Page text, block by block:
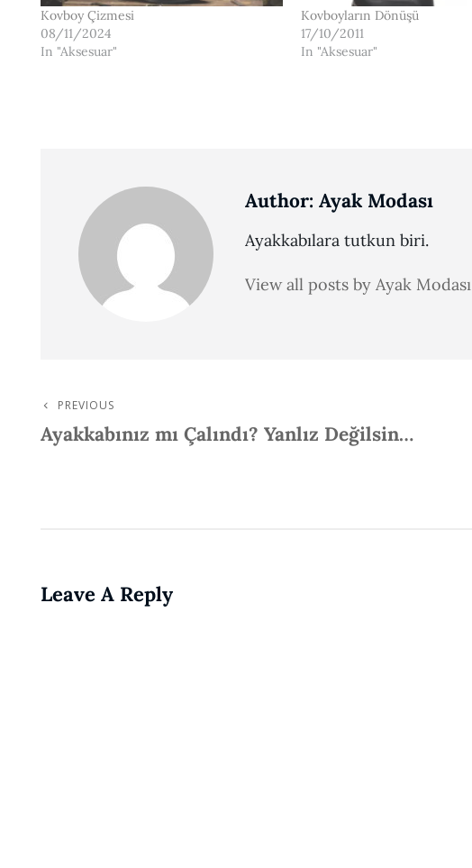
Kovboy Çizmesi
08/11/2024
In "Aksesuar"
Kovboyların Dönüşü
17/10/2011
In "Aksesuar"
Author: Ayak Modası
Ayakkabılara tutkun biri.
View all posts by Ayak Modası
Post
Navigation
Previous
Post
PREVIOUS
Ayakkabınız mı Çalındı? Yanlız Değilsin…
Leave A Reply